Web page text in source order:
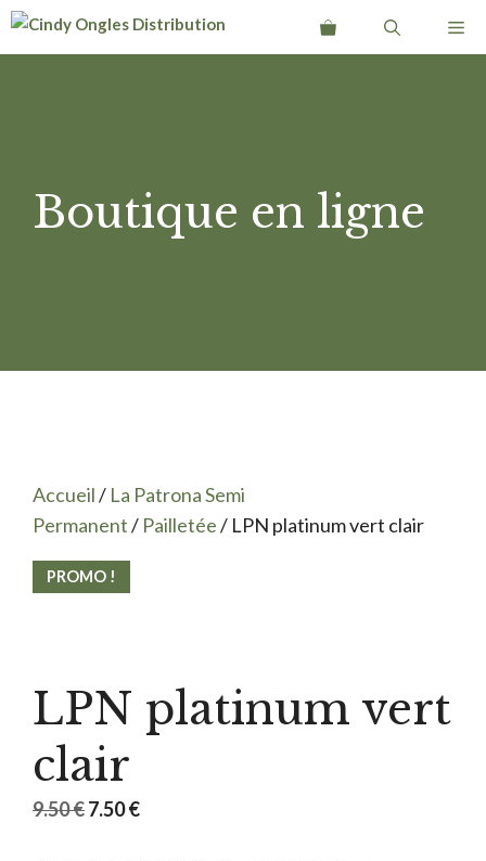
Aller
Boutique en ligne
Accueil/ La Patrona Semi
Permanent/ Pailletée/ LPN platinum vert clair
PROMO !
LPN platinum vert
clair
9.50€Le
7.50€Le